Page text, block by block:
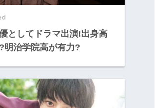
としてドラマ出演!出身高
明治学院高が有力?